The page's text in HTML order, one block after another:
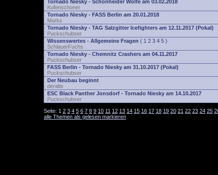
Tornado Niesky - Schönheider Wölfe am 03.02.2018
Kufenschoner
Tornado Niesky - FASS Berlin am 20.01.2018
Murks
Tornado Niesky - TAG Salzgitter Icefighters am 12.11.2017 (Pokal)
Puckschubser
Wissenswertes - Allgemeine Fragen ( 1 2 3 4 5 )
SchlauerFuchs
Tornado Niesky - Chemnitz Crashers am 04.11.2017
Puckschubser
FASS Berlin - Tornado Niesky am 31.10.2017 (Pokal)
Puckschubser
Der Neubau beginnt
deralte
ESC Black Panther Jonsdorf - Tornado Niesky am 14.10.2017
Puckschubser
Seite: 1 2 3 4 5 6 7 8 9 10 11 12 13 14 15 16 17 18 19 20 21 22 23 24 25
alle Themen als gelesen markieren